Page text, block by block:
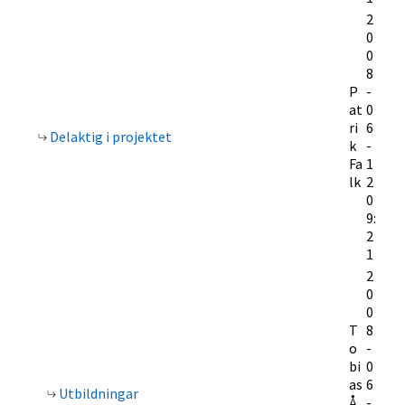
Delaktig i projektet
P
at
ri
k
Fa
lk
2
0
0
8
-
0
6
-
1
2
0
9:
2
1
Utbildningar
T
o
bi
as
2
0
0
8
-
0
6